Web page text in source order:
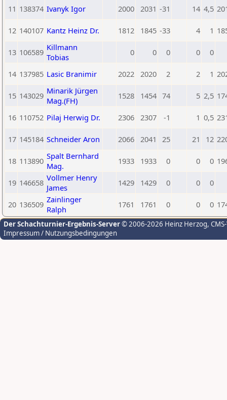
11 138374 Ivanyk Igor 2000 2031 -31 14 4,5
12 140107 Kantz Heinz Dr. 1812 1845 -33 4 1
13 106589 Killmann
Tobias
0 0 0 0 0
14 137985 Lasic Branimir 2022 2020 2 2 1
15 143029 Minarik Jürgen
Mag.(FH)
1528 1454 74 5 2,5
16 110752 Pilaj Herwig Dr. 2306 2307 -1 1 0,5
17 145184 Schneider Aron 2066 2041 25 21 12
18 113890 Spalt Bernhard
Mag.
1933 1933 0 0 0
19 146658 Vollmer Henry
James
1429 1429 0 0 0
20 136509 Zainlinger
Ralph
1761 1761 0 0 0
Der Schachturnier-Ergebnis-Server© 2006-2026 Heinz Herzog,
Impressum / Nutzungsbedingungen